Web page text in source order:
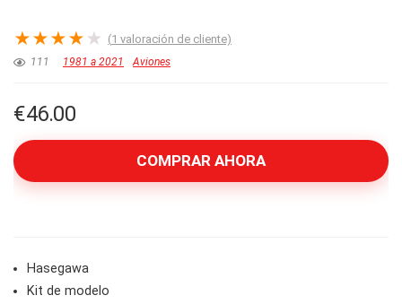
★★★★ ★ (1 valoración de cliente)
111 1981 a 2021 Aviones
€46.00
COMPRAR AHORA
Hasegawa
Kit de modelo